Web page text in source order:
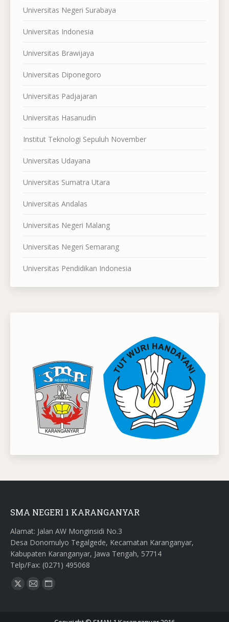
Universitas Negeri Surabaya
Universitas Indonesia
Universitas Brawijaya
Universitas Diponegoro
Universitas Padjajaran
Universitas Hasanudin
Institut Teknologi Sepuluh November
Universitas Udayana
Universitas Sumatra Utara
Universitas Andalas
Universitas Negeri Malang
Universitas Negeri Semarang
Universitas Pendidikan Indonesia
SMA NEGERI 1 KARANGANYAR
Alamat: Jalan AW Monginsidi No.3
Desa Donomulyo Tegalgede, Kecamatan Karanganyar,
Kabupaten Karanganyar, Jawa Tengah, 57714
Telp/Fax: (0271) 495068
Find us on:
X
MailWebsite